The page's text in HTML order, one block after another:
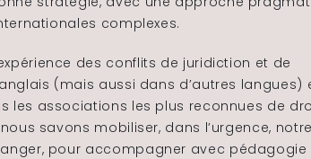
complexes.
des conflits de juridiction et de
(mais aussi dans d’autres langues)
les associations les plus reconnues de
savons mobiliser, dans l’urgence,
pour accompagner avec pédagogie